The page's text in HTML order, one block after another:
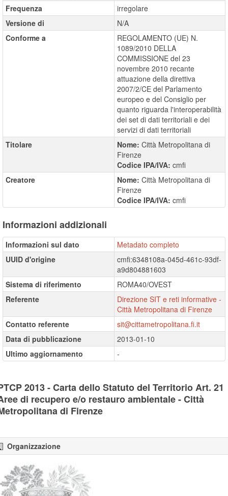
Frequenza
irregolare
Versione di
N/A
Conforme a
REGOLAMENTO (UE) N.
1089/2010 DELLA
COMMISSIONE del 23
novembre 2010 recante
attuazione della direttiva
2007/2/CE del Parlamento
europeo e del Consiglio per
quanto riguarda l'interoperabilità
dei set di dati territoriali e dei
servizi di dati territoriali
Titolare
Nome: Città Metropolitana di
Firenze
Codice IPA/IVA: cmfi
Creatore
Nome: Città Metropolitana di
Firenze
Codice IPA/IVA: cmfi
Informazioni addizionali
Informazioni sul dato
Metadato completo
UUID d'origine
cmfi:6348108a-045d-461c-93df-
a9d804881603
Sistema di riferimento
ROMA40/OVEST
Referente
Direzione SIT e reti informative -
Città Metropolitana di Firenze
Contatto referente
sit@cittametropolitana.fi.it
Data di pubblicazione
2013-01-10
Ultimo aggiornamento
-
2013 - Carta dello Statuto del Territorio Art. 21
di recupero e/o restauro ambientale - Città
di Firenze
Organizzazione